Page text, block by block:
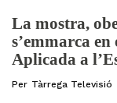
La mostra,
s’emmarca
Aplicada a
Per Tàrrega Televisió